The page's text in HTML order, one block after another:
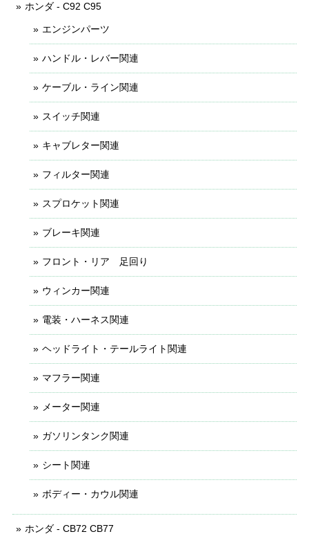
ホンダ - C92 C95
エンジンパーツ
ハンドル・レバー関連
ケーブル・ライン関連
スイッチ関連
キャブレター関連
フィルター関連
スプロケット関連
ブレーキ関連
フロント・リア 足回り
ウィンカー関連
電装・ハーネス関連
ヘッドライト・テールライト関連
マフラー関連
メーター関連
ガソリンタンク関連
シート関連
ボディー・カウル関連
ホンダ - CB72 CB77